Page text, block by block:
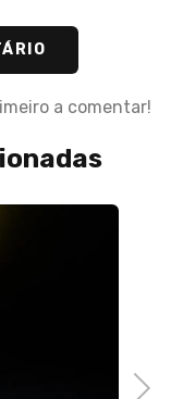
a comentar!
Next